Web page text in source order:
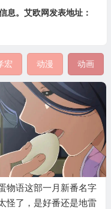
息。艾欧网发表地址：
宏 动漫 动画
物语这部一月新番名字
怪了，是好番还是地雷